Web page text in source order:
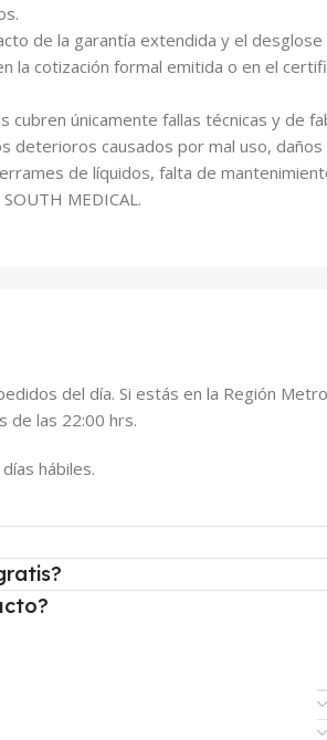
de la garantía extendida y el
la cotización formal emitida o en el
cubren únicamente fallas técnicas y de
deterioros causados por mal uso,
de líquidos, falta de
MEDICAL.
del día. Si estás en la Región
de las 22:00 hrs.
hábiles.